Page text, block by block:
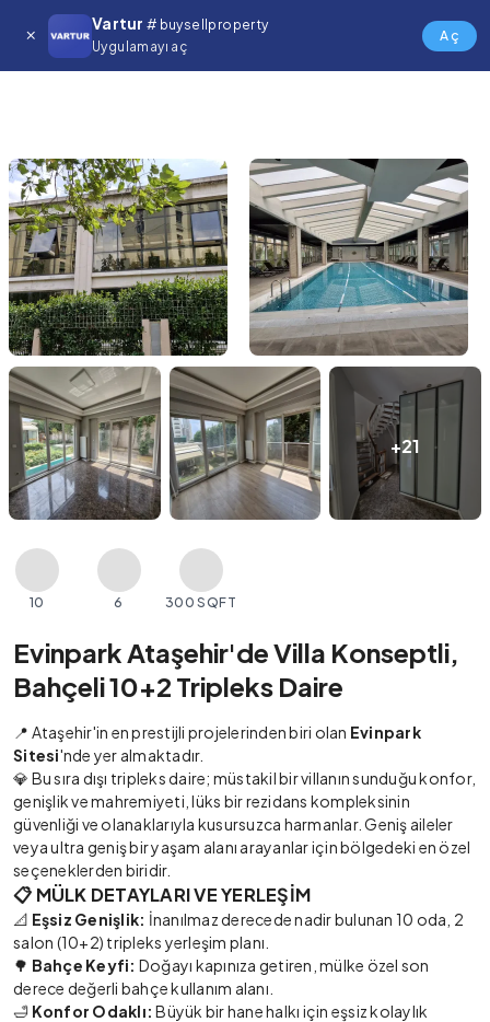
Vartur # buysellproperty
Uygulamayı aç
Aç
+21
10 6 300 SQFT
Evinpark Ataşehir'de Villa Konseptli,
Bahçeli 10+2 Tripleks Daire
📍 Ataşehir'in en prestijli projelerinden biri olan Evinpark
Sitesi'nde yer almaktadır.
💎 Bu sıra dışı tripleks daire; müstakil bir villanın sunduğu konfor,
genişlik ve mahremiyeti, lüks bir rezidans kompleksinin
güvenliği ve olanaklarıyla kusursuzca harmanlar. Geniş aileler
veya ultra geniş bir yaşam alanı arayanlar için bölgedeki en özel
seçeneklerden biridir.
📋 MÜLK DETAYLARI VE YERLEŞİM
📐 Eşsiz Genişlik: İnanılmaz derecede nadir bulunan 10 oda, 2
salon (10+2) tripleks yerleşim planı.
🌳 Bahçe Keyfi: Doğayı kapınıza getiren, mülke özel son
derece değerli bahçe kullanım alanı.
🛁 Konfor Odaklı: Büyük bir hane halkı için eşsiz kolaylık